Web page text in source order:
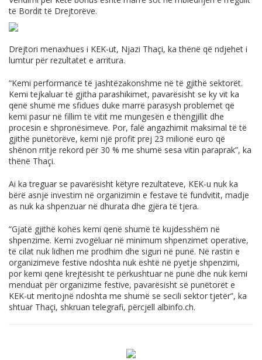
të Bordit të Drejtorëve.
Drejtori menaxhues i KEK-ut, Njazi Thaçi, ka thënë që ndjehet i
lumtur për rezultatet e arritura.
“Kemi performancë të jashtëzakonshme në të gjithë sektorët.
Kemi tejkaluar të gjitha parashikimet, pavarësisht se ky vit ka
qenë shumë me sfidues duke marrë parasysh problemet që
kemi pasur në fillim të vitit me mungesën e thëngjillit dhe
procesin e shpronësimeve. Por, falë angazhimit maksimal të të
gjithë punëtorëve, kemi një profit prej 23 milionë euro që
shënon rritje rekord për 30 % me shumë sesa vitin paraprak”, ka
thënë Thaçi.
Ai ka treguar se pavarësisht këtyre rezultateve, KEK-u nuk ka
bërë asnjë investim në organizimin e festave të fundvitit, madje
as nuk ka shpenzuar në dhurata dhe gjëra të tjera.
“Gjatë gjithë kohës kemi qenë shumë të kujdesshëm në
shpenzime. Kemi zvogëluar në minimum shpenzimet operative,
të cilat nuk lidhen me prodhim dhe siguri në punë. Në rastin e
organizimeve festive ndoshta nuk është në pyetje shpenzimi,
por kemi qenë krejtësisht të përkushtuar në punë dhe nuk kemi
menduat për organizime festive, pavarësisht së punëtorët e
KEK-ut meritojnë ndoshta me shumë se secili sektor tjetër”, ka
shtuar Thaçi, shkruan telegrafi, përcjell albinfo.ch.